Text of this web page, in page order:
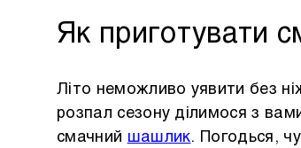
Як приготувати
Літо неможливо уявити без
розпал сезону ділимося з
смачний шашлик. Погодься,